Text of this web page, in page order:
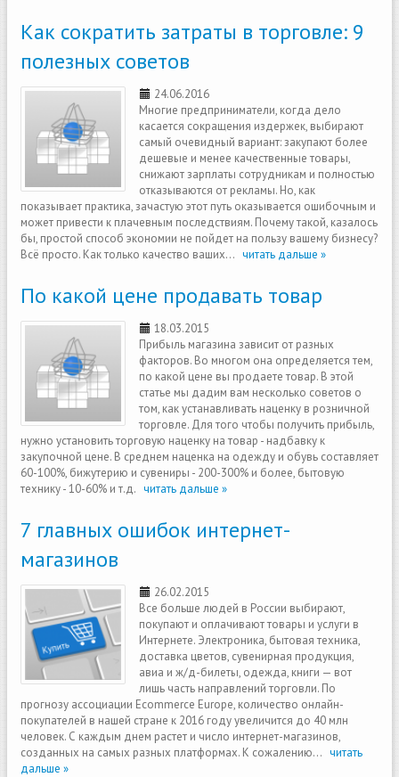
Как сократить затраты в торговле: 9
полезных советов
24.06.2016
Многие предприниматели, когда дело
касается сокращения издержек, выбирают
самый очевидный вариант: закупают более
дешевые и менее качественные товары,
снижают зарплаты сотрудникам и полностью
отказываются от рекламы. Но, как
показывает практика, зачастую этот путь оказывается ошибочным и
может привести к плачевным последствиям. Почему такой, казалось
бы, простой способ экономии не пойдет на пользу вашему бизнесу?
Всё просто. Как только качество ваших... читать дальше »
По какой цене продавать товар
18.03.2015
Прибыль магазина зависит от разных
факторов. Во многом она определяется тем,
по какой цене вы продаете товар. В этой
статье мы дадим вам несколько советов о
том, как устанавливать наценку в розничной
торговле. Для того чтобы получить прибыль,
нужно установить торговую наценку на товар - надбавку к
закупочной цене. В среднем наценка на одежду и обувь составляет
60-100%, бижутерию и сувениры - 200-300% и более, бытовую
технику - 10-60% и т.д. читать дальше »
7 главных ошибок интернет-
магазинов
26.02.2015
Все больше людей в России выбирают,
покупают и оплачивают товары и услуги в
Интернете. Электроника, бытовая техника,
доставка цветов, сувенирная продукция,
авиа и ж/д-билеты, одежда, книги — вот
лишь часть направлений торговли. По
прогнозу ассоциации Ecommerce Europe, количество онлайн-
покупателей в нашей стране к 2016 году увеличится до 40 млн
человек. С каждым днем растет и число интернет-магазинов,
созданных на самых разных платформах. К сожалению... читать
дальше »